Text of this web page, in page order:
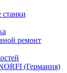
ремонт
(Германия)